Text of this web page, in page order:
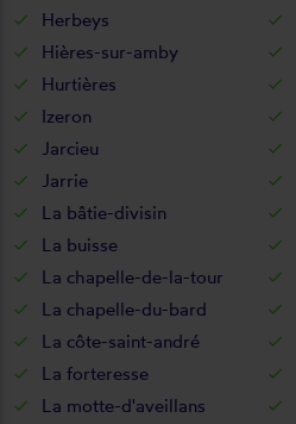
Herbeys
Hières-sur-amby
Hurtières
Izeron
Jarcieu
Jarrie
La bâtie-divisin
La buisse
La chapelle-de-la-tour
La chapelle-du-bard
La côte-saint-andré
La forteresse
La motte-d'aveillans